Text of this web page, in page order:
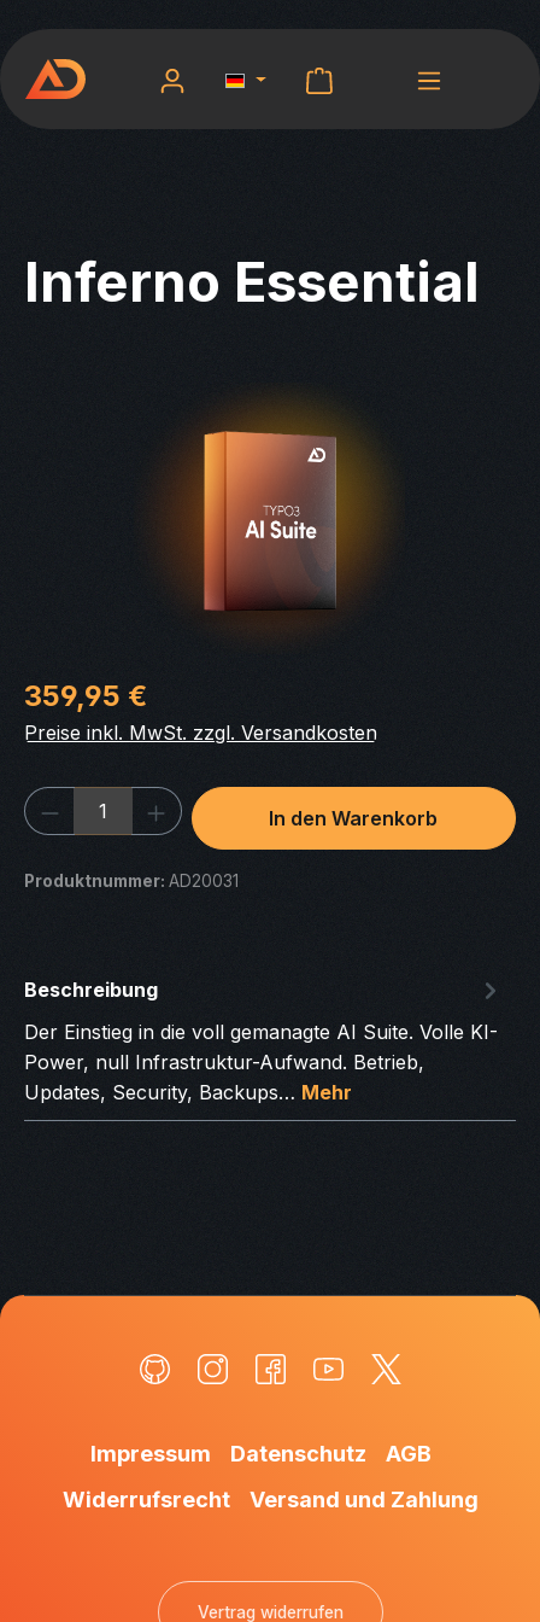
Zum Hauptinhalt springen
Warenkorb enthält 0
Inferno Essential
Bildergalerie überspringen
Regulärer Preis:
359,95 €
Preise inkl. MwSt. zzgl. Versandkosten
Produkt Anzahl: Gib den gewünschten
In den Warenkorb
Produktnummer: AD20031
Beschreibung
Der Einstieg in die voll gemanagte AI Suite. Volle KI-
Power, null Infrastruktur-Aufwand. Betrieb,
Updates, Security, Backups… Mehr
Impressum Datenschutz
AGB
Widerrufsrecht
Versand und Zahlung
Vertrag widerrufen